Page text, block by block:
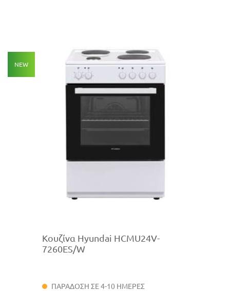
NEW
Κουζίνα Hyundai HCMU24V-
7260ES/W
ΠΑΡΑΔΟΣΗ ΣΕ 4-10 ΗΜΕΡΕΣ